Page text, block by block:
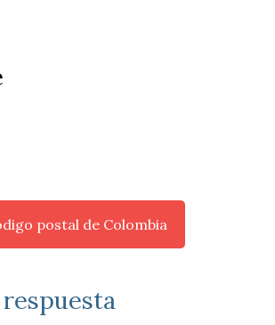
postal de Colombia